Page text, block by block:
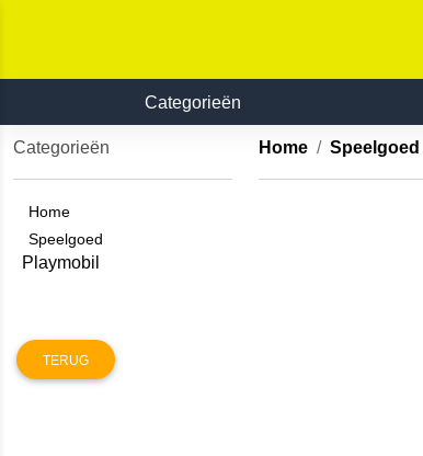
Categorieën
Categorieën
Home
Speelgoed
Playmobil
TERUG
Home Speelgoed